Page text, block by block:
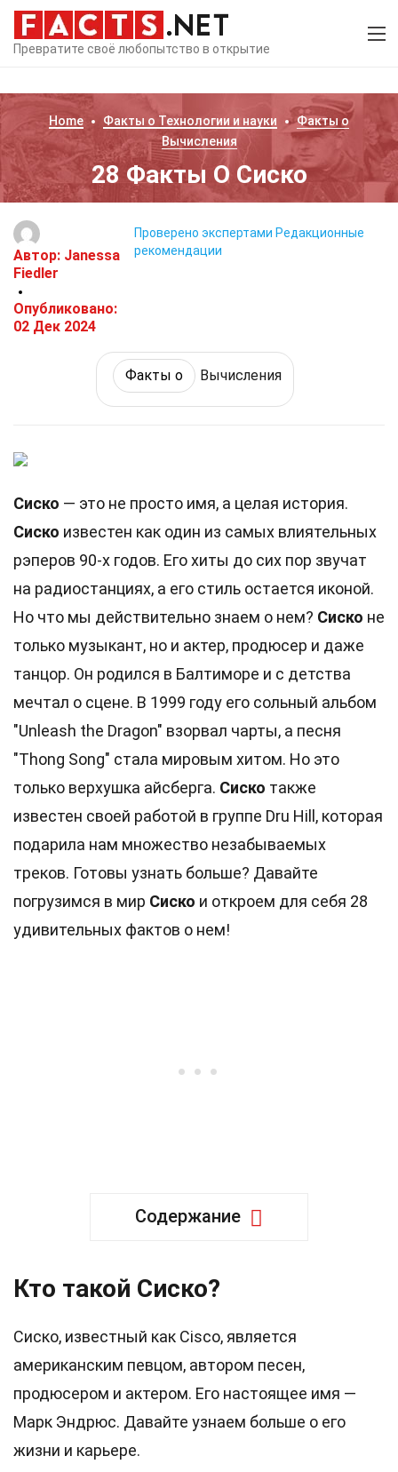
Превратите своё любопытство в открытие
Home Факты о Технологии и науки
Факты о
Вычисления
28 Факты О Сиско
Автор: Janessa
Fiedler
Опубликовано:
02 Дек 2024
Проверено экспертами Редакционные
рекомендации
Факты о Вычисления
Сиско — это не просто имя, а целая история.
Сиско известен как один из самых влиятельных
рэперов 90-х годов. Его хиты до сих пор звучат
на радиостанциях, а его стиль остается иконой.
Но что мы действительно знаем о нем? Сиско не
только музыкант, но и актер, продюсер и даже
танцор. Он родился в Балтиморе и с детства
мечтал о сцене. В 1999 году его сольный альбом
"Unleash the Dragon" взорвал чарты, а песня
"Thong Song" стала мировым хитом. Но это
только верхушка айсберга. Сиско также
известен своей работой в группе Dru Hill, которая
подарила нам множество незабываемых
треков. Готовы узнать больше? Давайте
погрузимся в мир Сиско и откроем для себя 28
удивительных фактов о нем!
Содержание
Кто такой Сиско?
Сиско, известный как Cisco, является
американским певцом, автором песен,
продюсером и актером. Его настоящее имя —
Марк Эндрюс. Давайте узнаем больше о его
жизни и карьере.